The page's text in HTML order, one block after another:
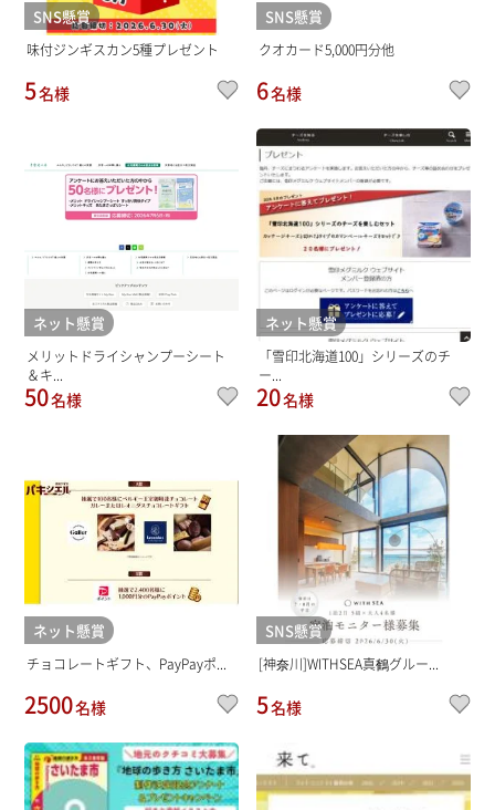
SNS懸賞
味付ジンギスカン5種プレゼント
5名様
SNS懸賞
クオカード5,000円分他
6名様
ネット懸賞
メリットドライシャンプーシート
＆キ...
50名様
ネット懸賞
「雪印北海道100」シリーズのチ
ー...
20名様
ネット懸賞
チョコレートギフト、PayPayポ...
2500名様
SNS懸賞
[神奈川]WITHSEA真鶴グルー...
5名様